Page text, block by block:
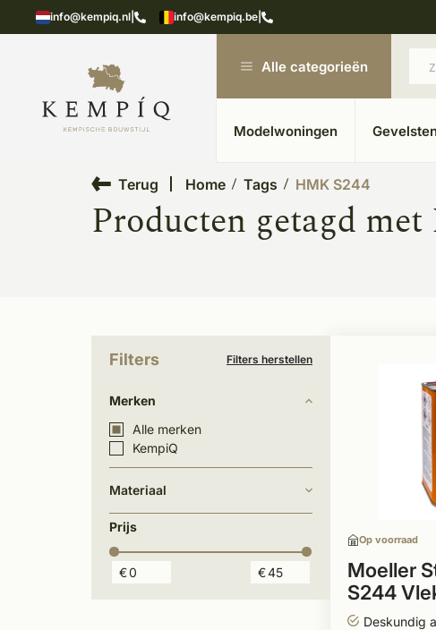
info@kempiq.nl info@kempiq.be
materialen in kempische bouwstijl
Alle categorieën
Modelwoningen
Terug Home Tags HMK S244
Producten getagd
Filters Filters herstellen
Merken
Alle merken
KempiQ
Materiaal
Prijs
€ €
Op voorraad
Moeller
S244
Deskundig